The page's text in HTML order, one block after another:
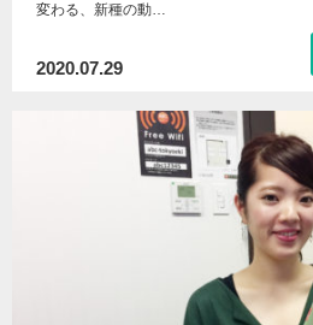
変わる、新種の動…
2020.07.29